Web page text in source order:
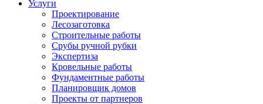
Услуги
Проектирование
Лесозаготовка
Строительные работы
Срубы ручной рубки
Экспертиза
Кровельные работы
Фундаментные работы
Планировщик домов
Проекты от партнеров